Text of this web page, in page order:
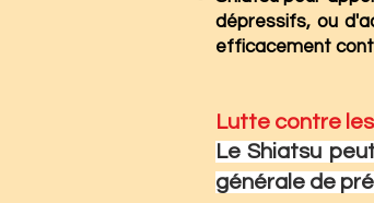
dépressifs, ou
efficacement
Lutte contre
Le Shiatsu
générale de